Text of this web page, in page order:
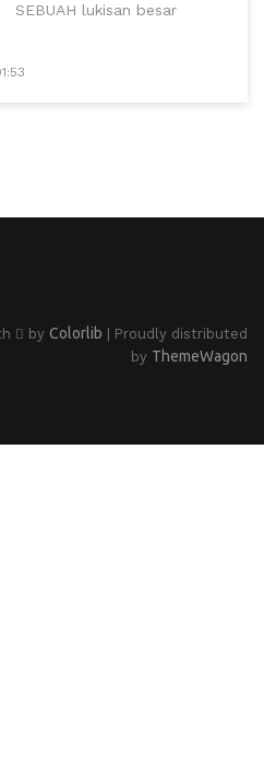
SEBUAH lukisan besar
by Colorlib | Proudly distributed
by ThemeWagon